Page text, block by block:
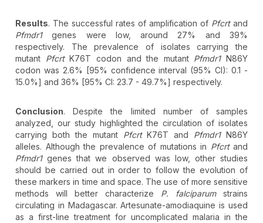
Results. The successful rates of amplification of Pfcrtand
Pfmdr1genes were low, around 27% and 39%
respectively. The prevalence of isolates carrying the
mutant PfcrtK76T codon and the mutant Pfmdr1N86Y
codon was 2.6% [95% confidence interval (95% CI): 0.1 -
15.0%] and 36% [95% CI: 23.7 - 49.7%] respectively.
Conclusion. Despite the limited number of samples
analyzed, our study highlighted the circulation of isolates
carrying both the mutant PfcrtK76T and Pfmdr1N86Y
alleles. Although the prevalence of mutations in Pfcrtand
Pfmdr1genes that we observed was low, other studies
should be carried out in order to follow the evolution of
these markers in time and space. The use of more sensitive
methods will better characterize P. falciparumstrains
circulating in Madagascar. Artesunate-amodiaquine is used
as a first-line treatment for uncomplicated malaria in the